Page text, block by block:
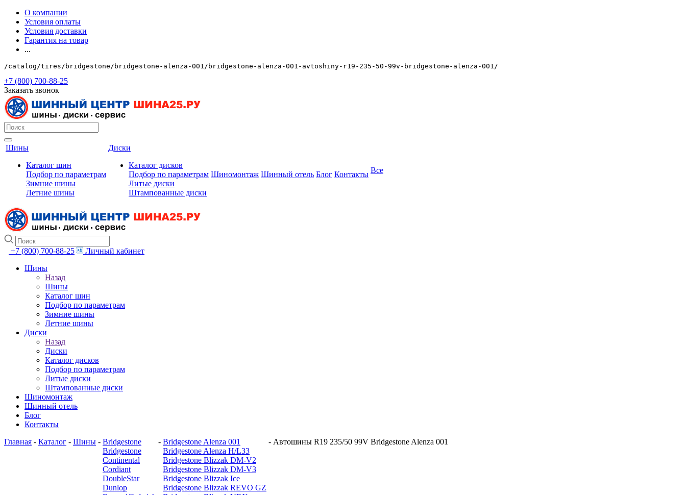
О компании
Условия оплаты
Условия доставки
Гарантия на товар
...
/catalog/tires/bridgestone/bridgestone-alenza-001/bridgestone-alenza-001-avtoshiny-r19-235-50-99v-bridgestone-alenza-001/
+7 (800) 700-88-25
Заказать звонок
Шины
Каталог шин
Подбор по параметрам
Зимние шины
Летние шины
Диски
Каталог дисков
Подбор по параметрам
Литые диски
Штампованные диски
Шиномонтаж Шинный отель Блог Контакты Все
+7 (800) 700-88-25
Личный кабинет
Шины
Назад
Шины
Каталог шин
Подбор по параметрам
Зимние шины
Летние шины
Диски
Назад
Диски
Каталог дисков
Подбор по параметрам
Литые диски
Штампованные диски
Шиномонтаж
Шинный отель
Блог
Контакты
Главная - Каталог - Шины - Bridgestone
Bridgestone
Continental
Cordiant
DoubleStar
Dunlop
- Bridgestone Alenza 001
Bridgestone Alenza H/L33
Bridgestone Blizzak DM-V2
Bridgestone Blizzak DM-V3
Bridgestone Blizzak Ice
Bridgestone Blizzak REVO GZ
- Автошины R19 235/50 99V Bridgestone Alenza 001